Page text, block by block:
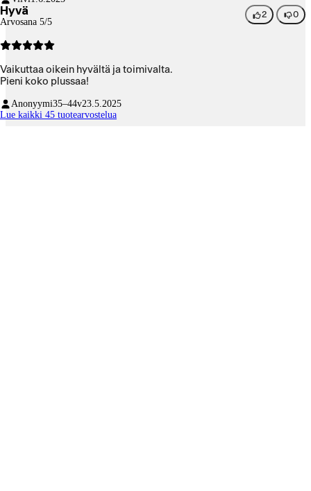
Hyvä
Arvosana 5/5
2 0
Vaikuttaa oikein hyvältä ja toimivalta.
Pieni koko plussaa!
Anonyymi35–44v23.5.2025
Lue kaikki 45 tuotearvostelua